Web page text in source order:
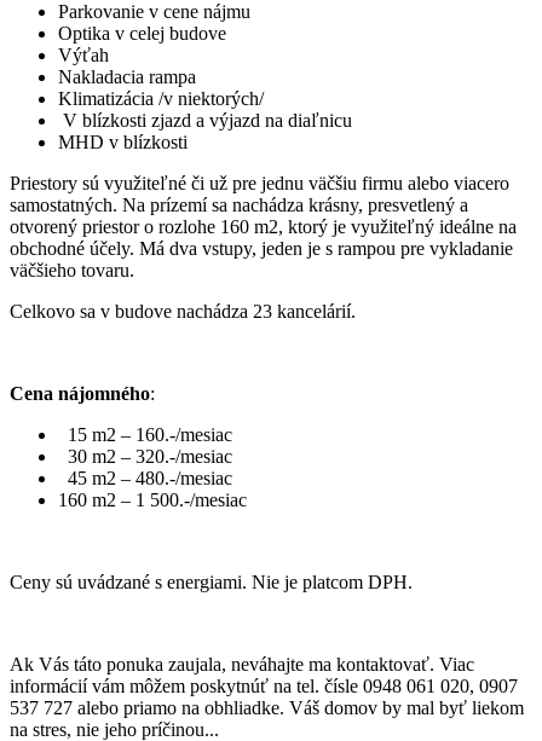
Parkovanie v cene nájmu
Optika v celej budove
Výťah
Nakladacia rampa
Klimatizácia /v niektorých/
V blízkosti zjazd a výjazd na diaľnicu
MHD v blízkosti
Priestory sú využiteľné či už pre jednu väčšiu firmu alebo viacero
samostatných. Na prízemí sa nachádza krásny, presvetlený a
otvorený priestor o rozlohe 160 m2, ktorý je využiteľný ideálne na
obchodné účely. Má dva vstupy, jeden je s rampou pre vykladanie
väčšieho tovaru.
Celkovo sa v budove nachádza 23 kancelárií.
Cena nájomného:
15 m2 – 160.-/mesiac
30 m2 – 320.-/mesiac
45 m2 – 480.-/mesiac
160 m2 – 1 500.-/mesiac
Ceny sú uvádzané s energiami. Nie je platcom DPH.
Ak Vás táto ponuka zaujala, neváhajte ma kontaktovať. Viac
informácií vám môžem poskytnúť na tel. čísle 0948 061 020, 0907
537 727 alebo priamo na obhliadke. Váš domov by mal byť liekom
na stres, nie jeho príčinou...